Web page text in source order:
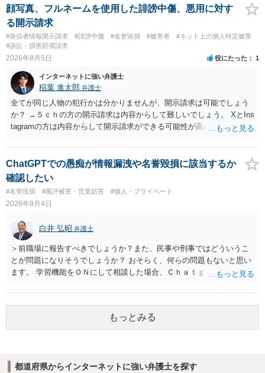
であれば）書面で退所意思の明確化はしておくべきだと考えます。
顔写真、フルネームを使用した誹謗中傷、悪用に対す
る開示請求
#発信者情報開示請求 #誹謗中傷 #名誉毀損 #被害者
#ネット上の個人特定被害
#訴訟・損害賠償請求
2026年8月5日 役にたった 1
インターネットに強い弁護士
稲葉 進太郎 弁護士
全てが同じ人物の犯行かは分かりませんが、開示請求は可能でしょう
か？ →５ｃｈの方の開示請求は内容からして難しいでしょう。 XとIns
tagramの方は内容からして開示請求ができる可能性が高いでしょう。
いでしょう。７月中にアカウントが削除されている場合、今から進め
ても失敗する可能性が高いように思われます。 相手を特定できた場
合、相手に全ての弁護士費用を負担させることは可能でしょうか？ →
訴訟外の交渉で相手方が認めれば負担させることができるでしょう。
訴訟で判決となった場合は、実際の弁護士費用が認められる場合と認
められない場合があり何ともいえないところでしょう。
ChatGPTでの愚痴が情報漏洩や名誉毀損に該当するか
確認したい
#名誉毀損 #風評被害・営業妨害 #個人・プライベート
2026年8月4日
白井 弘昭 弁護士
＞前職場に報告すべきでしょうか？また、民事や刑事ではどういうこ
とが問題になりそうでしょうか？ おそらく、何らの問題もないと思い
ます。 学習機能をＯＮにして相談した場合、Ｃｈａｔｇｐｔがｏｐｅ
する可能性がありますが、個人名や会社名を特定していない限り、一
般論として抽象化されて回答に織り込まれる可能性が生じるにすぎま
せんので、その情報自体が、秘密情報に当たるとは思えませんし、名
誉棄損として、個人や会社に対する誹謗中傷の不特定多数への公開に
をせずに書き込んだことで（おそらく特定して書き込んだとして
もっとみる
都道府県からインターネットに強い弁護士を探す